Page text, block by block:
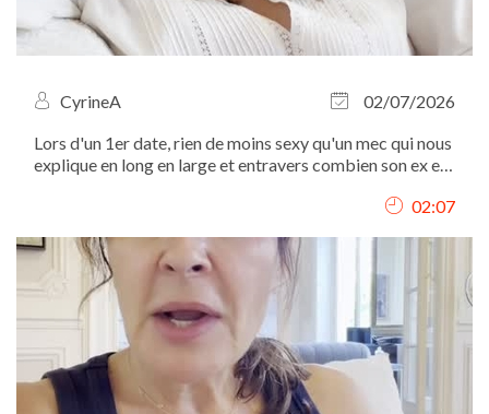
CyrineA
02/07/2026
Lors d'un 1er date, rien de moins sexy qu'un mec qui nous
explique en long en large et entravers combien son ex est
02:07